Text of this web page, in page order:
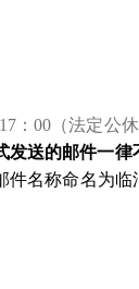
：00 （法定公
发送的邮件一
件名称命名为